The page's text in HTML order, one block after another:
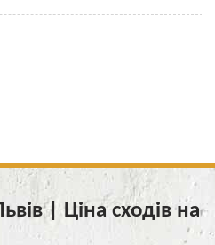
| Ціна сходів на